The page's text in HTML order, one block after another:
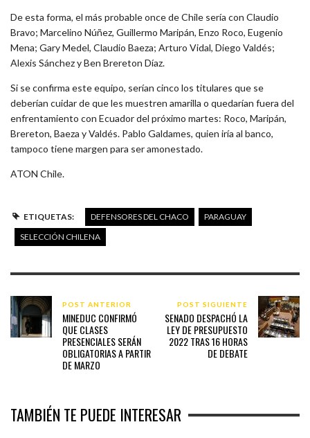
De esta forma, el más probable once de Chile sería con Claudio
Bravo; Marcelino Núñez, Guillermo Maripán, Enzo Roco, Eugenio
Mena; Gary Medel, Claudio Baeza; Arturo Vidal, Diego Valdés;
Alexis Sánchez y Ben Brereton Díaz.
Si se confirma este equipo, serían cinco los titulares que se
deberían cuidar de que les muestren amarilla o quedarían fuera del
enfrentamiento con Ecuador del próximo martes: Roco, Maripán,
Brereton, Baeza y Valdés. Pablo Galdames, quien iría al banco,
tampoco tiene margen para ser amonestado.
ATON Chile.
ETIQUETAS: DEFENSORES DEL CHACO
PARAGUAY
SELECCIÓN CHILENA
POST ANTERIOR
MINEDUC CONFIRMÓ
QUE CLASES
PRESENCIALES SERÁN
OBLIGATORIAS A PARTIR
DE MARZO
POST SIGUIENTE
SENADO DESPACHÓ LA
LEY DE PRESUPUESTO
2022 TRAS 16 HORAS
DE DEBATE
TAMBIÉN TE PUEDE INTERESAR